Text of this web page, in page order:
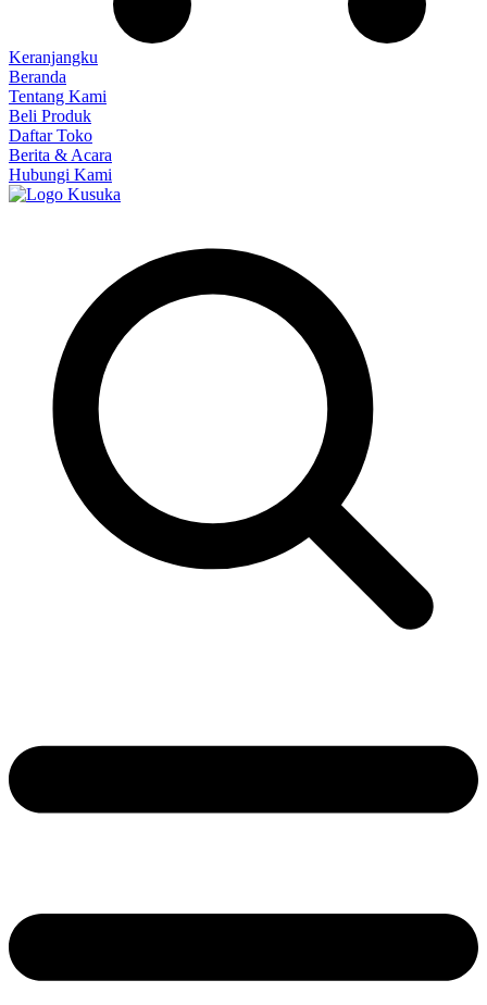
Keranjangku
Beranda
Tentang Kami
Beli Produk
Daftar Toko
Berita & Acara
Hubungi Kami